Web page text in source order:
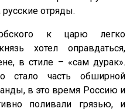
отряды.
к царю легко
хотел оправдаться,
в стиле – «сам дурак».
стало часть обширной
в это время Россию и
поливали грязью, и